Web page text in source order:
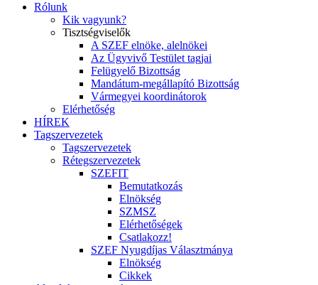
Rólunk
Kik vagyunk?
Tisztségviselők
A SZEF elnöke, alelnökei
Az Ügyvivő Testület tagjai
Felügyelő Bizottság
Mandátum-megállapító Bizottság
Vármegyei koordinátorok
Elérhetőség
HÍREK
Tagszervezetek
Tagszervezetek
Rétegszervezetek
SZEFIT
Bemutatkozás
Elnökség
SZMSZ
Elérhetőségek
Csatlakozz!
SZEF Nyugdíjas Választmánya
Elnökség
Cikkek